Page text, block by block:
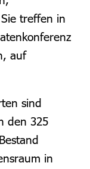
treffen in
auf
sind
den 325
in